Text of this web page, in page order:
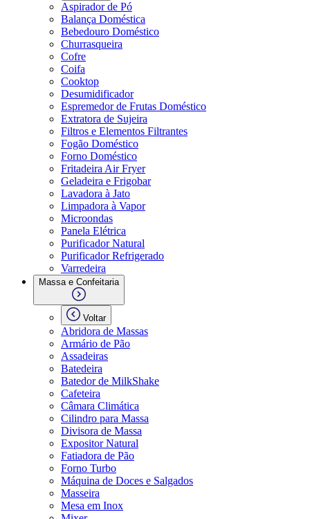
Aspirador de Pó
Balança Doméstica
Bebedouro Doméstico
Churrasqueira
Cofre
Coifa
Cooktop
Desumidificador
Espremedor de Frutas Doméstico
Extratora de Sujeira
Filtros e Elementos Filtrantes
Fogão Doméstico
Forno Doméstico
Fritadeira Air Fryer
Geladeira e Frigobar
Lavadora à Jato
Limpadora à Vapor
Microondas
Panela Elétrica
Purificador Natural
Purificador Refrigerado
Varredeira
Massa e Confeitaria
Voltar
Abridora de Massas
Armário de Pão
Assadeiras
Batedeira
Batedor de MilkShake
Cafeteira
Câmara Climática
Cilindro para Massa
Divisora de Massa
Expositor Natural
Fatiadora de Pão
Forno Turbo
Máquina de Doces e Salgados
Masseira
Mesa em Inox